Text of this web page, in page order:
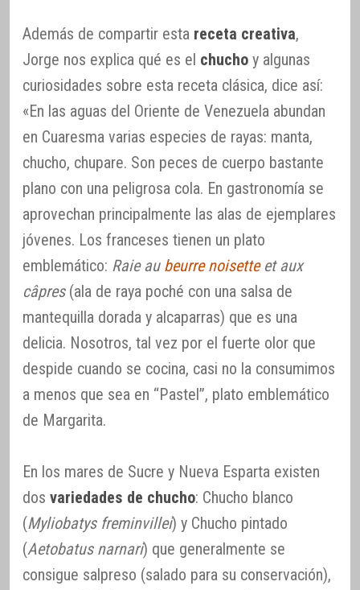
Además de compartir esta receta creativa,
Jorge nos explica qué es el chucho y algunas
curiosidades sobre esta receta clásica, dice así:
«En las aguas del Oriente de Venezuela abundan
en Cuaresma varias especies de rayas: manta,
chucho, chupare. Son peces de cuerpo bastante
plano con una peligrosa cola. En gastronomía se
aprovechan principalmente las alas de ejemplares
jóvenes. Los franceses tienen un plato
emblemático: Raie au beurre noisetteet aux
câpres(ala de raya poché con una salsa de
mantequilla dorada y alcaparras) que es una
delicia. Nosotros, tal vez por el fuerte olor que
despide cuando se cocina, casi no la consumimos
a menos que sea en “Pastel”, plato emblemático
de Margarita.
En los mares de Sucre y Nueva Esparta existen
dos variedades de chucho: Chucho blanco
(Myliobatys freminvillei) y Chucho pintado
(Aetobatus narnari) que generalmente se
consigue salpreso (salado para su conservación),